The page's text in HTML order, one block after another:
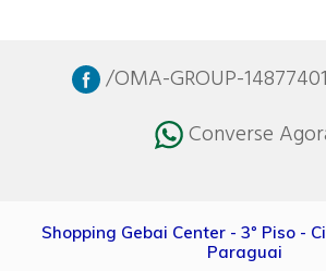
/OMA-GROUP-
Converse
Shopping Gebai Center - 3º Piso -
Paraguai